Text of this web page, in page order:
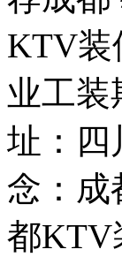
KTV装
业工装
址：四
念：成
都KTV